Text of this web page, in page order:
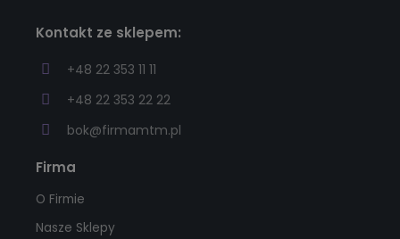
Kontakt ze sklepem:
+48 22 353 11 11
+48 22 353 22 22
bok@firmamtm.pl
Firma
O Firmie
Nasze Sklepy